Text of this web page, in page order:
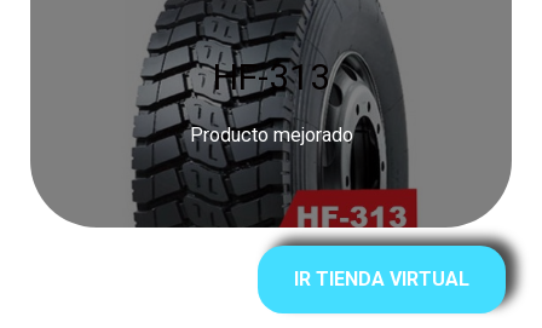
HF-313
Producto mejorado
IR TIENDA VIRTUAL